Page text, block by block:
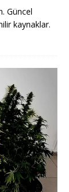
Güncel
kaynaklar.